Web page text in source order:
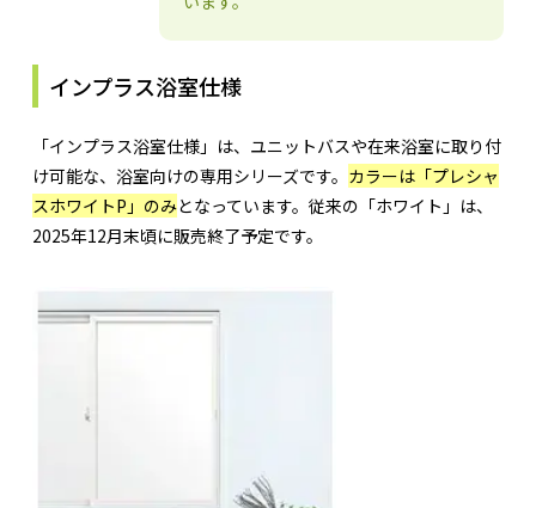
インプラス浴室仕様
「インプラス浴室仕様」は、ユニットバスや在来浴室に取り付
け可能な、浴室向けの専用シリーズです。 カラーは「プレシャ
スホワイトP」のみとなっています。従来の「ホワイト」は、
2025年12月末頃に販売終了予定です。